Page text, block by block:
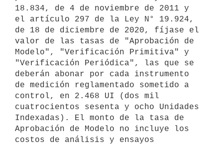
18.834, de 4 de noviembre de 2011 y
el artículo 297 de la Ley N° 19.924,
de 18 de diciembre de 2020, fíjase el
valor de las tasas de "Aprobación de
Modelo", "Verificación Primitiva" y
"Verificación Periódica", las que se
deberán abonar por cada instrumento
de medición reglamentado sometido a
control, en 2.468 UI (dos mil
cuatrocientos sesenta y ocho Unidades
Indexadas). El monto de la tasa de
Aprobación de Modelo no incluye los
costos de análisis y ensayos